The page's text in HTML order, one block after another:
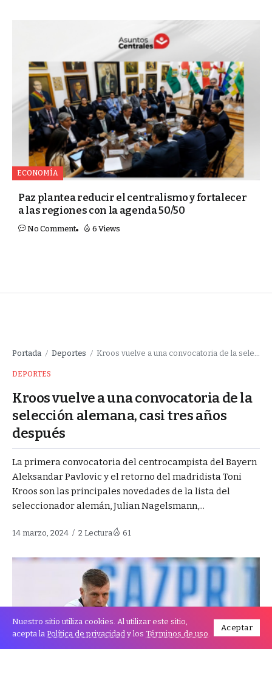
ECONOMÍA
Paz plantea reducir el centralismo y fortalecer
a las regiones con la agenda 50/50
No Comment 6 Views
Portada / Deportes / Kroos vuelve a una convocatoria de la selección alemana, casi tres años después
DEPORTES
Kroos vuelve a una convocatoria de la
selección alemana, casi tres años
después
La primera convocatoria del centrocampista del Bayern
Aleksandar Pavlovic y el retorno del madridista Toni
Kroos son las principales novedades de la lista del
seleccionador alemán, Julian Nagelsmann,...
14 marzo, 2024 2 Lectura 61
Nuestro sitio utiliza cookies. Al utilizar este sitio,
acepta la Política de privacidad y los Términos de uso.
Aceptar